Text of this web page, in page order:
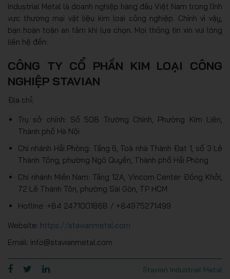
Industrial Metal là doanh nghiệp hàng đầu Việt Nam trong lĩnh
vực thương mại vật liệu kim loại công nghiệp. Chính vì vậy,
bạn hoàn toàn an tâm khi lựa chọn. Mọi thông tin xin vui lòng
liên hệ đến:
CÔNG TY CỔ PHẦN KIM LOẠI CÔNG
NGHIỆP STAVIAN
Địa chỉ:
Trụ sở chính: Số 508 Trường Chinh, Phường Kim Liên,
Thành phố Hà Nội
Chi nhánh Hải Phòng: Tầng 6, Toà nhà Thành Đạt 1, số 3 Lê
Thành Tông, phường Ngô Quyền, Thành phố Hải Phòng
Chi nhánh Miền Nam: Tầng 12A, Vincom Center Đồng Khởi,
72 Lê Thánh Tôn, phường Sài Gòn, TP HCM
Hotline: +84 2471001868 / +84975271499
Website: https://stavianmetal.com
Email: info@stavianmetal.com
Stavian Industrial Metal